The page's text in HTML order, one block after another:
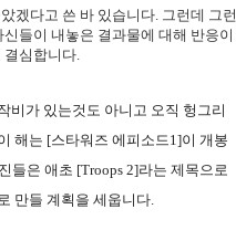
겠다고 쓴 바 있습니다. 그런데 그런
들이 내놓은 결과물에 대해 반응이
결심합니다.
비가 있는것도 아니고 오직 헝그리
해는 [스타워즈 에피소드1]이 개봉
들은 애초 [Troops 2]라는 제목으로
만들 계획을 세웁니다.